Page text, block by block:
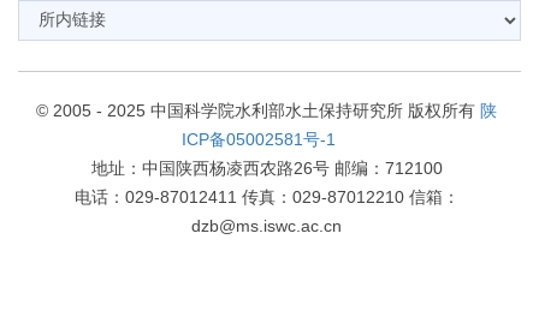
© 2005 - 2025 中国科学院水利部水土保持研究所 版权所有 陕
ICP备05002581号-1
地址：中国陕西杨凌西农路26号 邮编：712100
电话：029-87012411 传真：029-87012210 信箱：
dzb@ms.iswc.ac.cn